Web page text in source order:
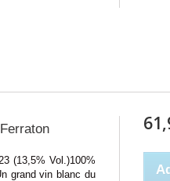
(13,5% Vol.)100%
grand vin blanc du